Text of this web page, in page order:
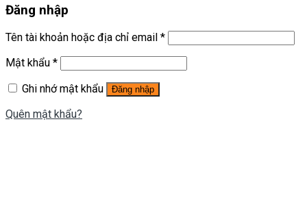
Đăng nhập
Tên tài khoản hoặc địa chỉ email *
Mật khẩu *
Ghi nhớ mật khẩu
Đăng nhập
Quên mật khẩu?